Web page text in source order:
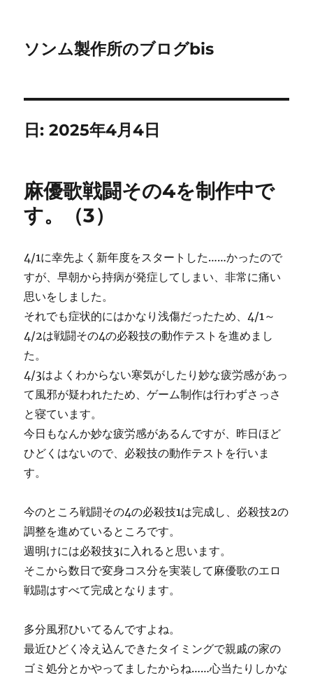
ソンム製作所のブログbis
日:2025年4月4日
麻優歌戦闘その4を制作中で
す。（3）
4/1に幸先よく新年度をスタートした……かったので
すが、早朝から持病が発症してしまい、非常に痛い
思いをしました。
それでも症状的にはかなり浅傷だったため、4/1～
4/2は戦闘その4の必殺技の動作テストを進めまし
た。
4/3はよくわからない寒気がしたり妙な疲労感があっ
て風邪が疑われたため、ゲーム制作は行わずさっさ
と寝ています。
今日もなんか妙な疲労感があるんですが、昨日ほど
ひどくはないので、必殺技の動作テストを行いま
す。
今のところ戦闘その4の必殺技1は完成し、必殺技2の
調整を進めているところです。
週明けには必殺技3に入れると思います。
そこから数日で変身コス分を実装して麻優歌のエロ
戦闘はすべて完成となります。
多分風邪ひいてるんですよね。
最近ひどく冷え込んできたタイミングで親戚の家の
ゴミ処分とかやってましたからね……心当たりしかな